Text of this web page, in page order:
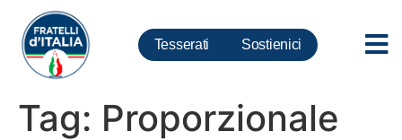
Tesserati Sostienici
Tag: Proporzionale